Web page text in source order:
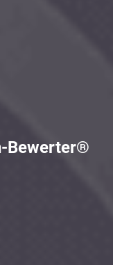
Bewerter®